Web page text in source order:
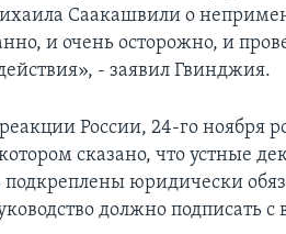
Саакашвили о
и очень осторожно, и
- заявил Гвинджия.
реакции России, 24-го ноября
сказано, что устные
юридически
должно